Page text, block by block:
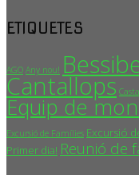
ETIQUETES
AGO Any nou!
Cantallops
Equip de
Excursió de Famílies Excursió
Primer dia! Reunió de